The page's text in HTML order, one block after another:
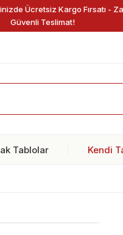
Ücretsiz Kargo Fırsatı -
Güvenli Teslimat!
Tablolar Kendi